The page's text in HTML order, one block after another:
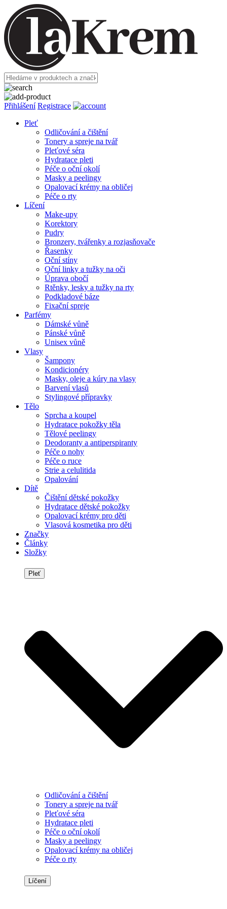
Přihlášení Registrace
Pleť
Odličování a čištění
Tonery a spreje na tvář
Pleťové séra
Hydratace pleti
Péče o oční okolí
Masky a peelingy
Opalovací krémy na obličej
Péče o rty
Líčení
Make-upy
Korektory
Pudry
Bronzery, tvářenky a rozjasňovače
Řasenky
Oční stíny
Oční linky a tužky na oči
Úprava obočí
Rtěnky, lesky a tužky na rty
Podkladové báze
Fixační spreje
Parfémy
Dámské vůně
Pánské vůně
Unisex vůně
Vlasy
Šampony
Kondicionéry
Masky, oleje a kúry na vlasy
Barvení vlasů
Stylingové přípravky
Tělo
Sprcha a koupel
Hydratace pokožky těla
Tělové peelingy
Deodoranty a antiperspiranty
Péče o nohy
Péče o ruce
Strie a celulitida
Opalování
Dítě
Čištění dětské pokožky
Hydratace dětské pokožky
Opalovací krémy pro děti
Vlasová kosmetika pro děti
Značky
Články
Složky
Pleť
Odličování a čištění
Tonery a spreje na tvář
Pleťové séra
Hydratace pleti
Péče o oční okolí
Masky a peelingy
Opalovací krémy na obličej
Péče o rty
Líčení